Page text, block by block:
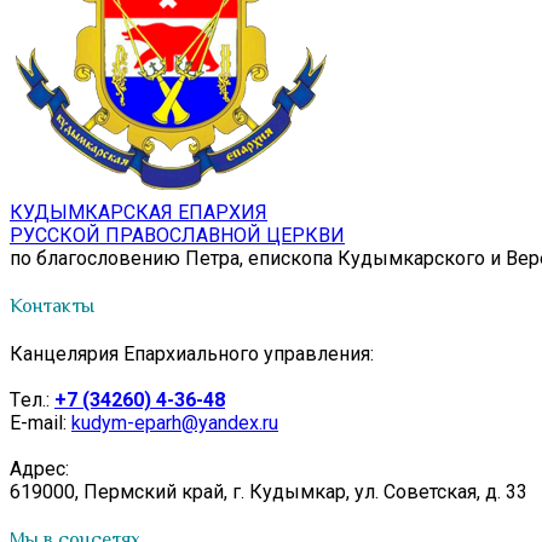
КУДЫМКАРСКАЯ ЕПАРХИЯ
РУССКОЙ ПРАВОСЛАВНОЙ ЦЕРКВИ
по благословению Петра, епископа Кудымкарского и
Контакты
Канцелярия Епархиального управления:
Tел.: +7 (34260) 4-36-48
E-mail: kudym-eparh@yandex.ru
Адрес:
619000, Пермский край, г. Кудымкар, ул. Советская, д. 33